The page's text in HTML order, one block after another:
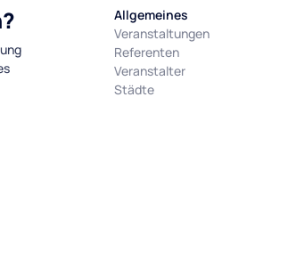
Allgemeines
Veranstaltungen
Referenten
Veranstalter
Städte